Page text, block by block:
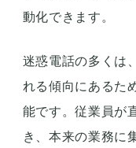
動化できます。
迷惑電話の多くは
れる傾向にあるた
能です。従業員が
き、本来の業務に